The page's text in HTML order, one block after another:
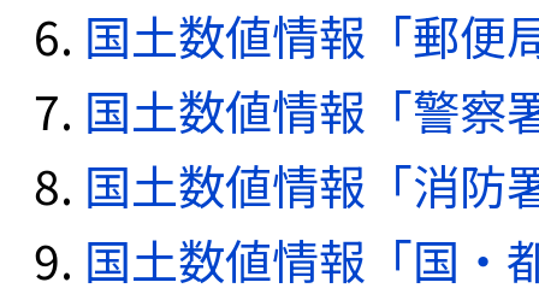
国土数値情報「郵便
国土数値情報「警察
国土数値情報「消防
国土数値情報「国・